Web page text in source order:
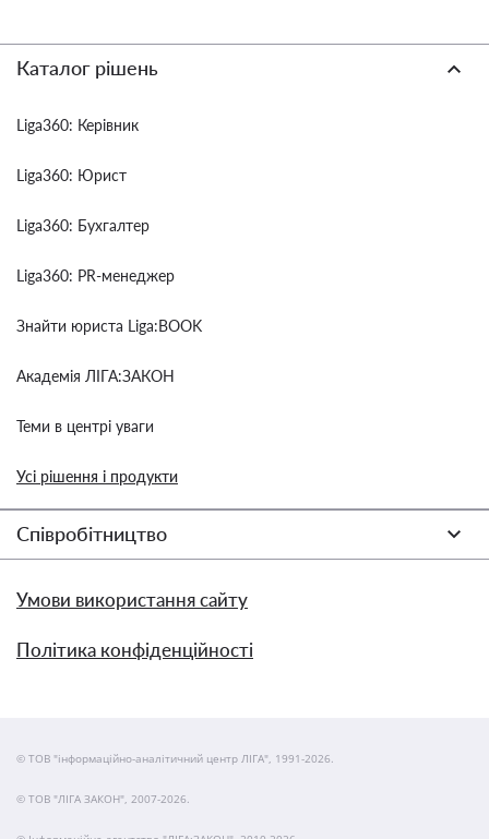
Каталог рішень
Liga360: Керівник
Liga360: Юрист
Liga360: Бухгалтер
Liga360: PR-менеджер
Знайти юриста Liga:BOOK
Академія ЛІГА:ЗАКОН
Теми в центрі уваги
Усі рішення і продукти
Співробітництво
Умови використання сайту
Політика конфіденційності
© ТОВ "інформаційно-аналітичний центр ЛІГА", 1991-2026.
© ТОВ "ЛІГА ЗАКОН", 2007-2026.